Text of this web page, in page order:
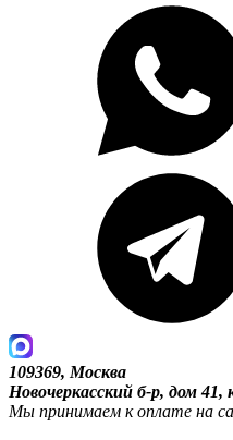
109369, Москва
Новочеркасский б-р, дом 41,
Мы принимаем к оплате на